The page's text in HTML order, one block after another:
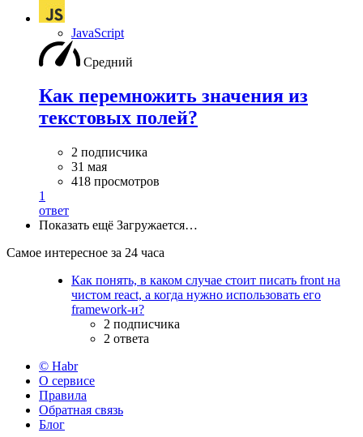
JavaScript
Средний
Как перемножить значения из
текстовых полей?
2 подписчика
31 мая
418 просмотров
1
ответ
Показать ещё Загружается…
Самое интересное за 24 часа
Как понять, в каком случае стоит писать front на
чистом react, а когда нужно использовать его
framework-и?
2 подписчика
2 ответа
© Habr
О сервисе
Правила
Обратная связь
Блог